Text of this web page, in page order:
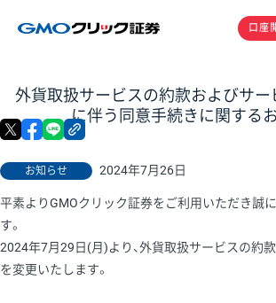
口座
外貨取扱サービスの約款およびサー
に伴う同意手続きに関する
お知らせ 2024年7月26日
X facebook
平素よりGMOクリック証券をご利用いただき誠
す。
2024年7月29日(月)より、外貨取扱サービスの約
を変更いたします。